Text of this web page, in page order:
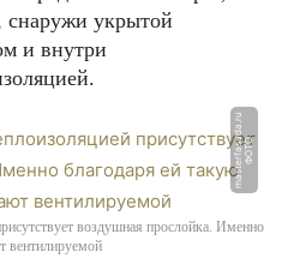
снаружи укрытой
и внутри
Ф
О
Т
О:
m
a
s
t
e
r
f
a
s
a
d
a.
r
u
воздушная прослойка. Именно
вентилируемой